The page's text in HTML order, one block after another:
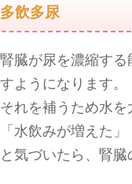
多飲多尿
腎臓が尿を濃縮す
すようになります。
それを補うため水を
「水飲みが増えた
と気づいたら、腎臓